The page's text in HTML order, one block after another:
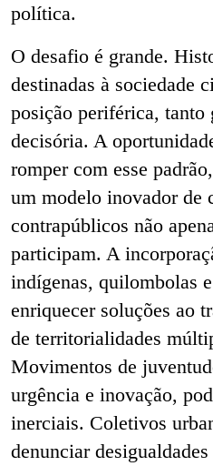
política.
O desafio é grande.
destinadas à sociedade
posição periférica, tanto
decisória. A
romper com esse
um modelo inovador de
contrapúblicos não
participam. A
indígenas, quilombolas
enriquecer soluções ao
de territorialidades
Movimentos de
urgência e inovação,
inerciais. Coletivos
denunciar